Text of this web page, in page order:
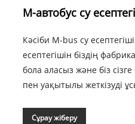
М-автобус су
Кәсіби M-bus су
есептегішін біздің
бола аласыз және біз
пен уақытылы жеткізуді
Сұрау жіберу